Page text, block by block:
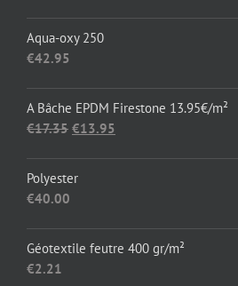
€1,652.89
Aqua-oxy 250
€42.95
A Bâche EPDM Firestone 13.95€/m²
€17.35 Le
€13.95
Polyester
€40.00
Géotextile feutre 400 gr/m²
€2.21